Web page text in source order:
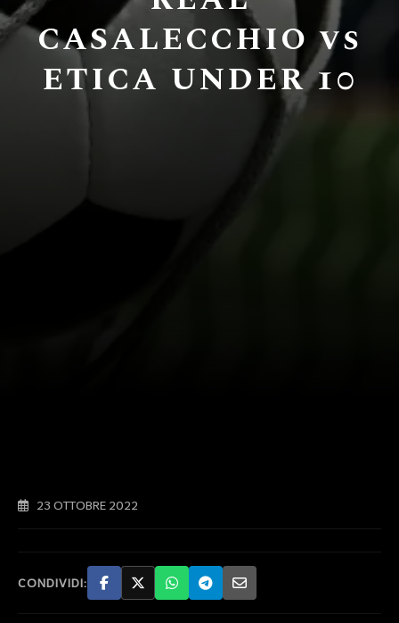
CASALECCHIO vs
ETICA UNDER 10
23 OTTOBRE 2022
CONDIVIDI: